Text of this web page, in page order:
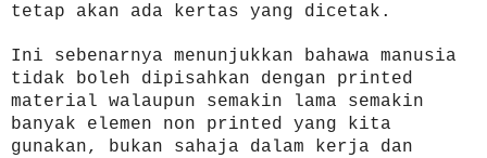
tetap akan ada kertas yang dicetak.
Ini sebenarnya menunjukkan bahawa manusia
tidak boleh dipisahkan dengan printed
material walaupun semakin lama semakin
banyak elemen non printed yang kita
gunakan, bukan sahaja dalam kerja dan